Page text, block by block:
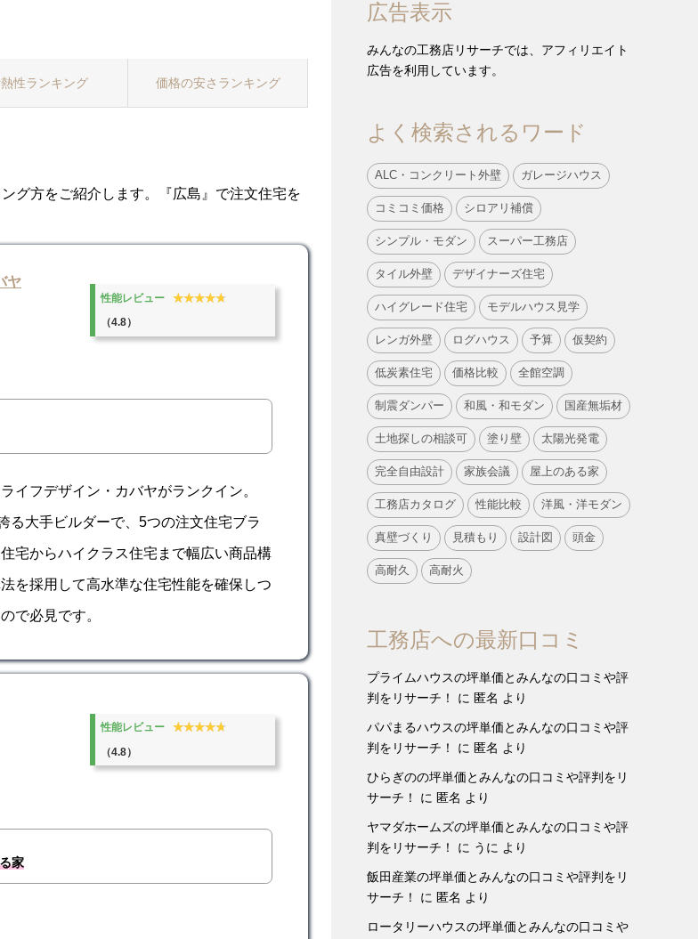
性ランキング 価格の安さランキング
グ方をご紹介します。『広島』で注文住宅を
ヤ
性能レビュー ★★★★★
★★★★★
（4.8）
イフデザイン・カバヤがランクイン。
る大手ビルダーで、5つの注文住宅ブラ
宅からハイクラス住宅まで幅広い商品構
を採用して高水準な住宅性能を確保しつ
で必見です。
性能レビュー ★★★★★
★★★★★
（4.8）
家
広告表示
みんなの工務店リサーチでは、アフィリエイト
広告を利用しています。
よく検索されるワード
ALC・コンクリート外壁 ガレージハウス
コミコミ価格 シロアリ補償
シンプル・モダン スーパー工務店
タイル外壁 デザイナーズ住宅
ハイグレード住宅 モデルハウス見学
レンガ外壁 ログハウス 予算 仮契約
低炭素住宅 価格比較 全館空調
制震ダンパー 和風・和モダン 国産無垢材
土地探しの相談可 塗り壁 太陽光発電
完全自由設計 家族会議 屋上のある家
工務店カタログ 性能比較 洋風・洋モダン
真壁づくり 見積もり 設計図 頭金
高耐久 高耐火
工務店への最新口コミ
プライムハウスの坪単価とみんなの口コミや評
判をリサーチ！
に 匿名 より
パパまるハウスの坪単価とみんなの口コミや評
判をリサーチ！
に 匿名 より
ひらぎのの坪単価とみんなの口コミや評判をリ
サーチ！
に 匿名 より
ヤマダホームズの坪単価とみんなの口コミや評
判をリサーチ！
に うに より
飯田産業の坪単価とみんなの口コミや評判をリ
サーチ！
に 匿名 より
ロータリーハウスの坪単価とみんなの口コミや